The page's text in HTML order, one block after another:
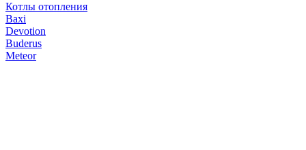
Котлы отопления
Baxi
Devotion
Buderus
Meteor